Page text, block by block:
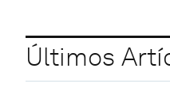
Últimos